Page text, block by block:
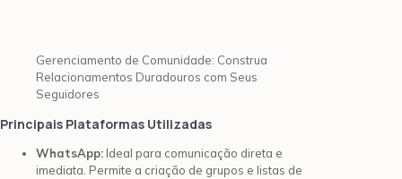
Gerenciamento de Comunidade: Construa
Relacionamentos Duradouros com Seus
Seguidores
Principais Plataformas Utilizadas
WhatsApp: Ideal para comunicação direta e
imediata. Permite a criação de grupos e listas de